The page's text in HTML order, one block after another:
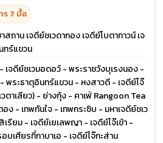
ร 7 มื้อ
สถาน เจดีย์ชเวดากอง เจดีย์โบตาทาวน์ เจ
ทร์แขวน
เจดีย์ชเวมอดอว์ - พระราชวังบุเรงนอง -
พระธาตุอินทร์แขวน - หงสาวดี - เจดีย์ไจ๊
ตาเลียว) - ย่างกุ้ง - คาเฟ่ Rangoon Tea
ง - เทพทันใจ - เทพกระซิบ - มหาเจดีย์ชเว
รียม - เจดีย์เยเลพญา - เจดีย์ไจ๊เข้า -
บเศียรที่กาบาเอ - เจดีย์ไจ๊กะส่าน